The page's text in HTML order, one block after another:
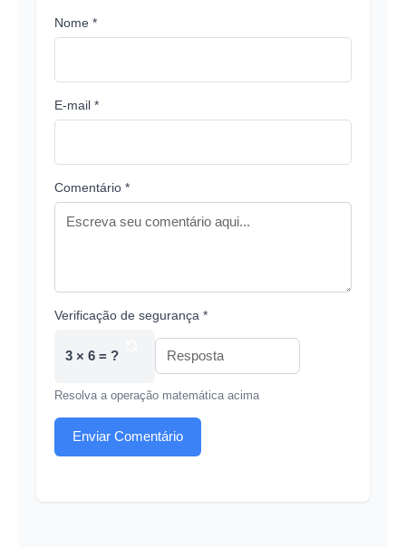
Nome *
E-mail *
Comentário *
Verificação de segurança *
3 × 6 = ?
Resolva a operação matemática acima
Enviar Comentário